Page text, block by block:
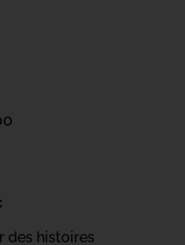
des histoires